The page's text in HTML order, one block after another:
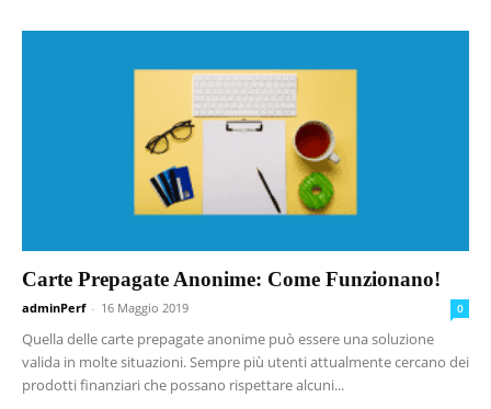
Carte Prepagate Anonime: Come Funzionano!
adminPerf - 16 Maggio 2019 0
Quella delle carte prepagate anonime può essere una soluzione
valida in molte situazioni. Sempre più utenti attualmente cercano dei
prodotti finanziari che possano rispettare alcuni...